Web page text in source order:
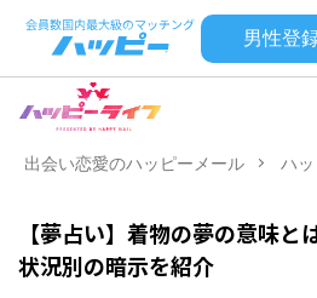
男性登
出会い恋愛のハッピーメール ハ
【夢占い】着物の夢の意味と
状況別の暗示を紹介